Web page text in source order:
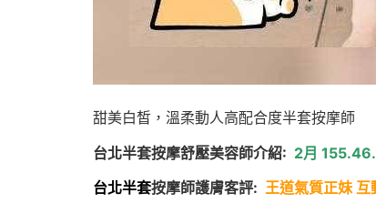
甜美白皙，溫柔動人高配合度半套按摩師
台北半套按摩舒壓美容師介紹: 2月
台北半套按摩師護膚客評: 王道氣質正妹